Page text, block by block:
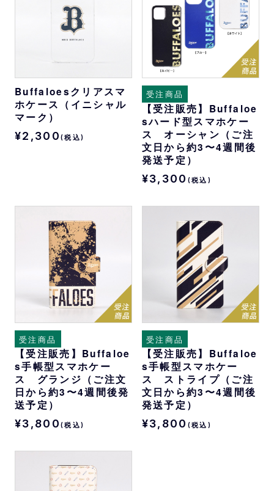
Buffaloesクリアスマ
ホケース（イニシャル
マーク）
¥2,300 (税込)
受注商品
【受注販売】Buffaloe
sハード型スマホケー
ス オーシャン（ご注
文日から約3〜4週間後
発送予定）
¥3,300 (税込)
受注商品
【受注販売】Buffaloe
s手帳型スマホケー
ス グランジ（ご注文
日から約3〜4週間後発
送予定）
¥3,800 (税込)
受注商品
【受注販売】Buffaloe
s手帳型スマホケー
ス ストライプ（ご注
文日から約3〜4週間後
発送予定）
¥3,800 (税込)